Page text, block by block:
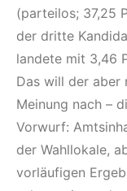
(parteilos; 37,25
der dritte
landete mit 3,46
Das will der aber
Meinung nach –
Vorwurf:
der Wahllokale,
vorläufigen